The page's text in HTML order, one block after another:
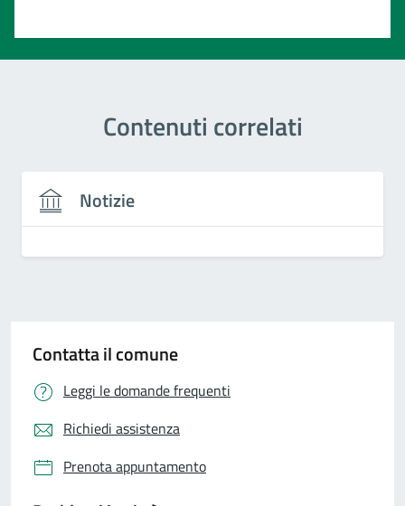
Contenuti correlati
Notizie
Contatta il comune
Leggi le domande frequenti
Richiedi assistenza
Prenota appuntamento